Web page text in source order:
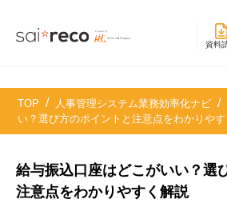
資料
TOP 人事管理システム業務効率化ナビ
い？選び方のポイントと注意点をわかりや
給与振込口座はどこがいい？選
注意点をわかりやすく解説